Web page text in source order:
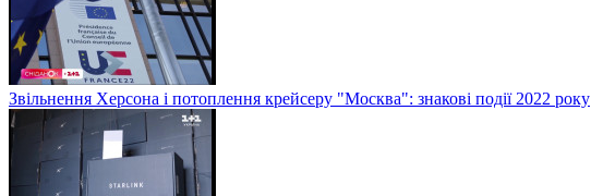
Звільнення Херсона і потоплення крейсеру "Москва": знакові події 2022 року